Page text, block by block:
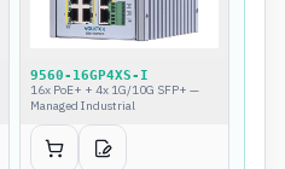
9560-16GP4XS-I
16x PoE+ + 4x 1G/10G SFP+ —
Managed Industrial